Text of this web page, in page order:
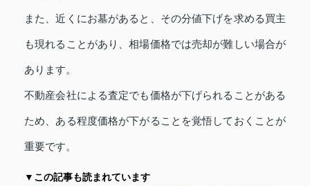
また、近くにお墓があると、その分値下げを求める買主
も現れることがあり、相場価格では売却が難しい場合が
あります。
不動産会社による査定でも価格が下げられることがある
ため、ある程度価格が下がることを覚悟しておくことが
重要です。
▼この記事も読まれています